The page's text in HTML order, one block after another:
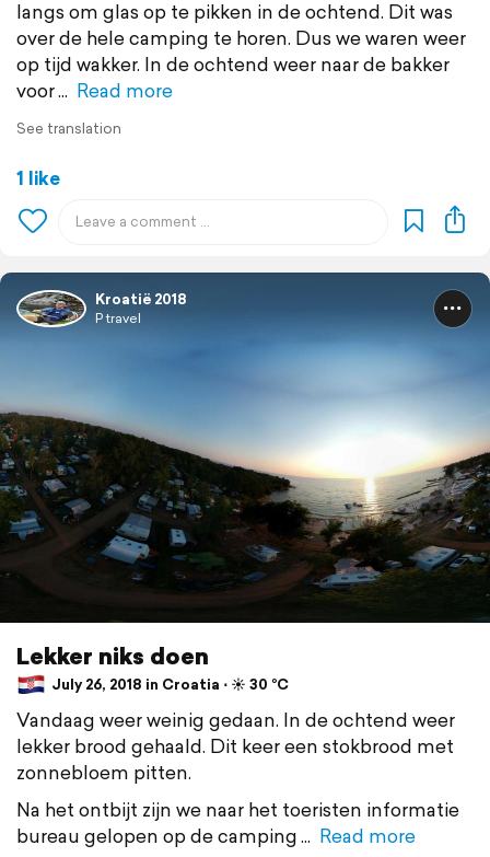
langs om glas op te pikken in de ochtend. Dit was
over de hele camping te horen. Dus we waren weer
op tijd wakker. In de ochtend weer naar de bakker
voor
Read more
See translation
1 like
Kroatië 2018
P travel
Lekker niks doen
July 26, 2018 in Croatia ⋅ ☀️ 30 °C
Vandaag weer weinig gedaan. In de ochtend weer
lekker brood gehaald. Dit keer een stokbrood met
zonnebloem pitten.
Na het ontbijt zijn we naar het toeristen informatie
bureau gelopen op de camping
Read more